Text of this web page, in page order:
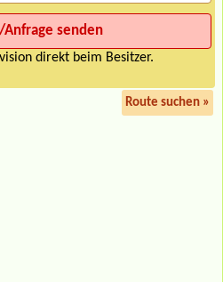
direkt beim Besitzer.
Route suchen »